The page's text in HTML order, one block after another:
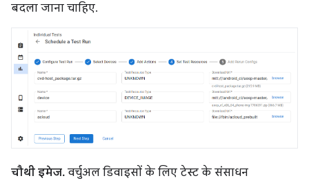
बदला जाना चाहिए.
चौथी इमेज. वर्चुअल डिवाइसों के लिए टेस्ट के संसाधन